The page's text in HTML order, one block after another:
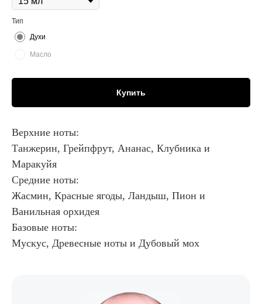
Тип
Духи
Масло
Купить
Верхние ноты:
Танжерин, Грейпфрут, Ананас, Клубника и
Маракуйя
Средние ноты:
Жасмин, Красные ягоды, Ландыш, Пион и
Ванильная орхидея
Базовые ноты:
Мускус, Древесные ноты и Дубовый мох